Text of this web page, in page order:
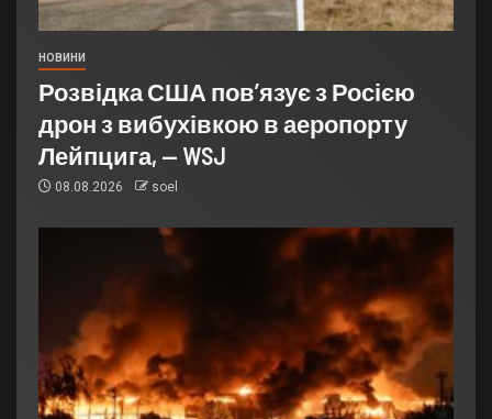
НОВИНИ
Розвідка США пов’язує з Росією
дрон з вибухівкою в аеропорту
Лейпцига, — WSJ
08.08.2026 soel